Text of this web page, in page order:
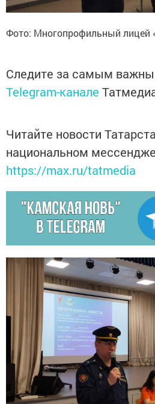
Фото: Многопрофильный лицей
Следите за самым
Telegram-канале
Читайте новости
национальном
https://max.ru/tatmedia